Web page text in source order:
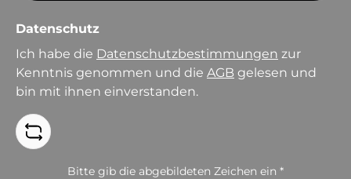
Datenschutz
Ich habe die Datenschutzbestimmungen zur
Kenntnis genommen und die AGB gelesen und
bin mit ihnen einverstanden.
Bitte gib die abgebildeten Zeichen ein *